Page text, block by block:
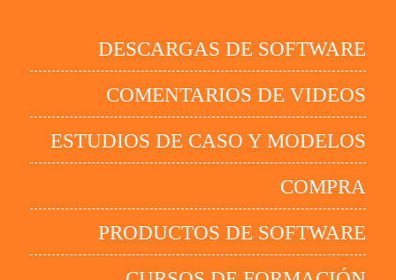
DESCARGAS DE SOFTWARE
COMENTARIOS DE VIDEOS
ESTUDIOS DE CASO Y MODELOS
COMPRA
PRODUCTOS DE SOFTWARE